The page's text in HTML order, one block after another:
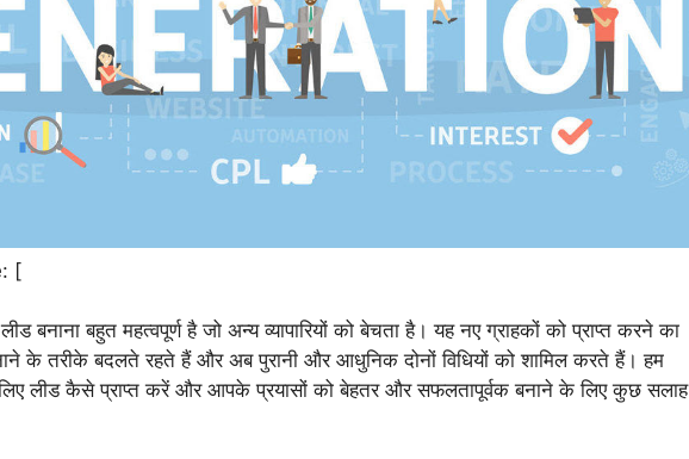
[
बनाना बहुत महत्वपूर्ण है जो अन्य व्यापारियों को बेचता है। यह नए ग्राहकों को प्राप्त करने का
के तरीके बदलते रहते हैं और अब पुरानी और आधुनिक दोनों विधियों को शामिल करते हैं। हम
लीड कैसे प्राप्त करें और आपके प्रयासों को बेहतर और सफलतापूर्वक बनाने के लिए कुछ सलाह